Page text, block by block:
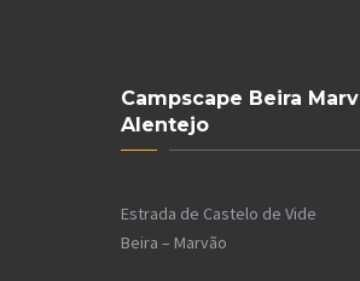
Campscape Beira
Alentejo
Estrada de Castelo de Vide
Beira – Marvão